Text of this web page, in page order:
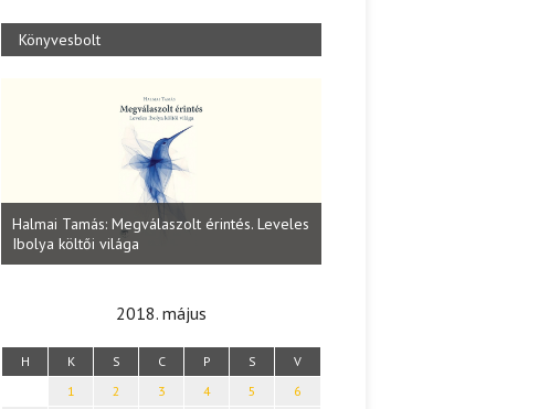
Könyvesbolt
Halmai Tamás: Megválaszolt érintés. Leveles
Ibolya költői világa
2018. május
H K S C P S V
1 2 3 4 5
6